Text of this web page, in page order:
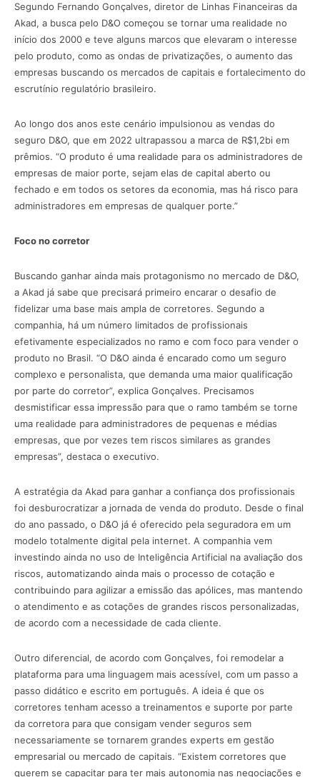
Segundo Fernando Gonçalves, diretor de Linhas Financeiras da
Akad, a busca pelo D&O começou se tornar uma realidade no
início dos 2000 e teve alguns marcos que elevaram o interesse
pelo produto, como as ondas de privatizações, o aumento das
empresas buscando os mercados de capitais e fortalecimento do
escrutínio regulatório brasileiro.
Ao longo dos anos este cenário impulsionou as vendas do
seguro D&O, que em 2022 ultrapassou a marca de R$1,2bi em
prêmios. “O produto é uma realidade para os administradores de
empresas de maior porte, sejam elas de capital aberto ou
fechado e em todos os setores da economia, mas há risco para
administradores em empresas de qualquer porte.”
Foco no corretor
Buscando ganhar ainda mais protagonismo no mercado de D&O,
a Akad já sabe que precisará primeiro encarar o desafio de
fidelizar uma base mais ampla de corretores. Segundo a
companhia, há um número limitados de profissionais
efetivamente especializados no ramo e com foco para vender o
produto no Brasil. “O D&O ainda é encarado como um seguro
complexo e personalista, que demanda uma maior qualificação
por parte do corretor”, explica Gonçalves. Precisamos
desmistificar essa impressão para que o ramo também se torne
uma realidade para administradores de pequenas e médias
empresas, que por vezes tem riscos similares as grandes
empresas”, destaca o executivo.
A estratégia da Akad para ganhar a confiança dos profissionais
foi desburocratizar a jornada de venda do produto. Desde o final
do ano passado, o D&O já é oferecido pela seguradora em um
modelo totalmente digital pela internet. A companhia vem
investindo ainda no uso de Inteligência Artificial na avaliação dos
riscos, automatizando ainda mais o processo de cotação e
contribuindo para agilizar a emissão das apólices, mas mantendo
o atendimento e as cotações de grandes riscos personalizadas,
de acordo com a necessidade de cada cliente.
Outro diferencial, de acordo com Gonçalves, foi remodelar a
plataforma para uma linguagem mais acessível, com um passo a
passo didático e escrito em português. A ideia é que os
corretores tenham acesso a treinamentos e suporte por parte
da corretora para que consigam vender seguros sem
necessariamente se tornarem grandes experts em gestão
empresarial ou mercado de capitais. “Existem corretores que
querem se capacitar para ter mais autonomia nas negociações e